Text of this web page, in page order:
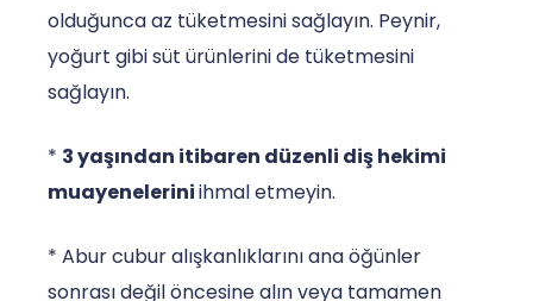
olduğunca az tüketmesini sağlayın. Peynir,
yoğurt gibi süt ürünlerini de tüketmesini
sağlayın.
* 3 yaşından itibaren düzenli diş hekimi
muayeneleriniihmal etmeyin.
* Abur cubur alışkanlıklarını ana öğünler
sonrası değil öncesine alın veya tamamen